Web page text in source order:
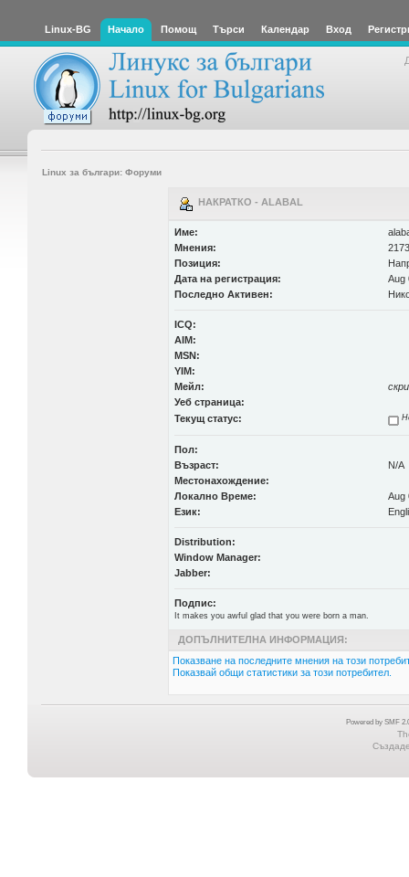
Linux-BG Начало Помощ Търси Календар Вход
Linux за българи: Форуми
НАКРАТКО - ALABAL
Име:
Мнения:
Позиция:
Дата на регистрация:
Aug
Последно Активен:
ICQ:
AIM:
MSN:
YIM:
Мейл:
Уеб страница:
Текущ статус:
Пол:
Възраст:
N/A
Местонахождение:
Локално Време:
Aug
Език:
Distribution:
Window Manager:
Jabber:
Подпис:
It makes you awful glad that you were born a man.
ДОПЪЛНИТЕЛНА ИНФОРМАЦИЯ:
Показване на последните мнения на този
Показвай общи статистики за този потребител.
Powered by SMF